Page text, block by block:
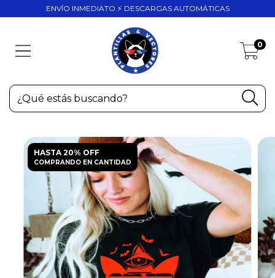
ENVÍO INMEDIATO ⚡ DESCARGAS AUTOMÁTICAS
0
HASTA 20% OFF
COMPRANDO EN CANTIDAD